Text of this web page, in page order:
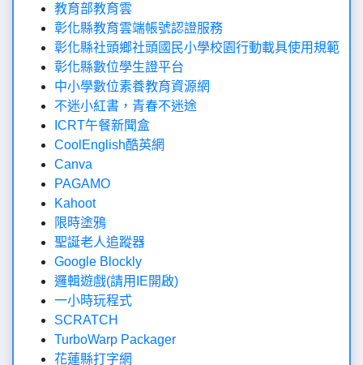
教育部教育雲
彰化縣教育雲端帳號認證服務
彰化縣社頭鄉社頭國民小學校園行動載具使用規範
彰化縣數位學生證平台
中小學數位素養教育資源網
不迷小紅書，青春不迷途
ICRT午餐新聞盒
CoolEnglish酷英網
Canva
PAGAMO
Kahoot
限時塗鴉
聖誕老人追蹤器
Google Blockly
邏輯遊戲(請用IE開啟)
一小時玩程式
SCRATCH
TurboWarp Packager
花蓮縣打字網